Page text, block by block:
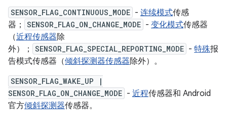
SENSOR_FLAG_CONTINUOUS_MODE - 连续模式传感
器；
SENSOR_FLAG_ON_CHANGE_MODE - 变化模式传感器
（近程传感器除
外）；
SENSOR_FLAG_SPECIAL_REPORTING_MODE - 特殊报
告模式传感器（倾斜探测器传感器除外）。
SENSOR_FLAG_WAKE_UP |
SENSOR_FLAG_ON_CHANGE_MODE - 近程传感器和 Android
官方倾斜探测器传感器。